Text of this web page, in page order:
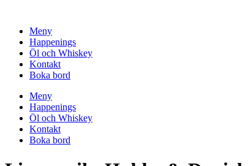
innehållMeny
Happenings
Öl och Whiskey
Kontakt
Boka bord
Meny
Happenings
Öl och Whiskey
Kontakt
Boka bord